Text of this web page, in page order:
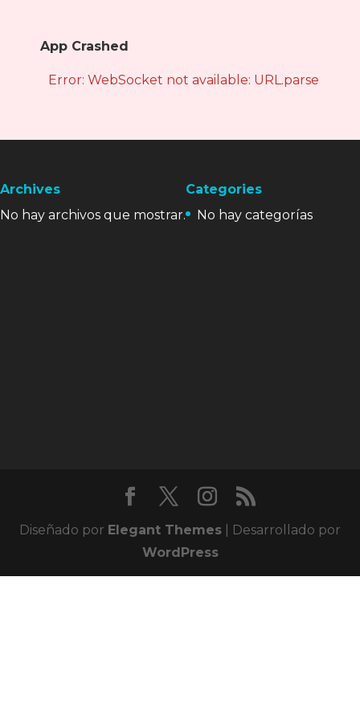
App Crashed
Error: WebSocket not available: URL.parse is
Archives
No hay archivos que mostrar.
Categories
No hay categorías
Diseñado por Elegant Themes | Desarrollado por
WordPress